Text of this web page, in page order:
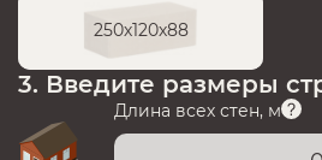
250х120х88
3. Введите размеры
Длина всех стен, м